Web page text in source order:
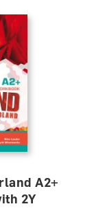
A2+
2Y